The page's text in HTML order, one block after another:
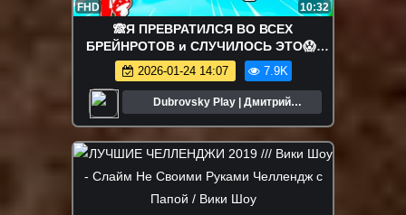
FHD 10:32
🙈Я ПРЕВРАТИЛСЯ ВО ВСЕХ
БРЕЙНРОТОВ и СЛУЧИЛОСЬ ЭТО😱!
Find The BRAINROT MORPHS №1 в
ROBLOX
2026-01-24 14:07 7.9K
Dubrovsky Play | Дмитрий